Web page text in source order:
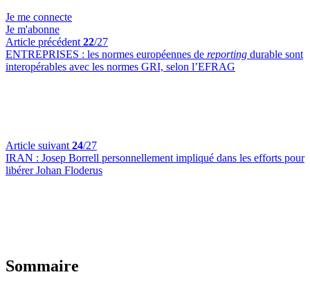
Je me connecte
Je m'abonne
Article précédent 22/27
ENTREPRISES : les normes européennes de reporting durable sont
interopérables avec les normes GRI, selon l’EFRAG
Article suivant 24/27
IRAN : Josep Borrell personnellement impliqué dans les efforts pour
libérer Johan Floderus
Sommaire